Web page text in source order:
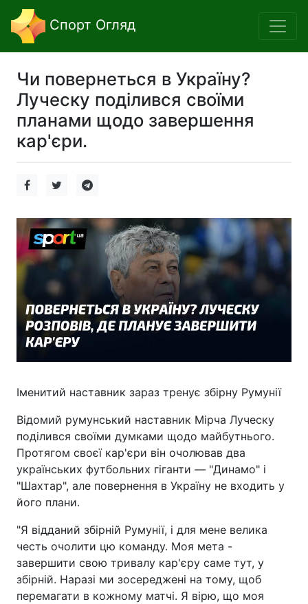
Спорт Огляд
Чи повернеться в Україну?
Луческу поділився своїми
планами щодо завершення
кар'єри.
Іменитий наставник зараз тренує збірну Румунії
Відомий румунський наставник Мірча Луческу
поділився своїми думками щодо майбутнього.
Протягом своєї кар'єри він очолював два
українських футбольних гіганти — "Динамо" і
"Шахтар", але повернення в Україну не входить у
його плани.
"Я відданий збірній Румунії, і для мене велика
честь очолити цю команду. Моя мета -
завершити свою тривалу кар'єру саме тут, у
збірній. Наразі ми зосереджені на тому, щоб
перемагати в кожному матчі. Я вірю, що моя